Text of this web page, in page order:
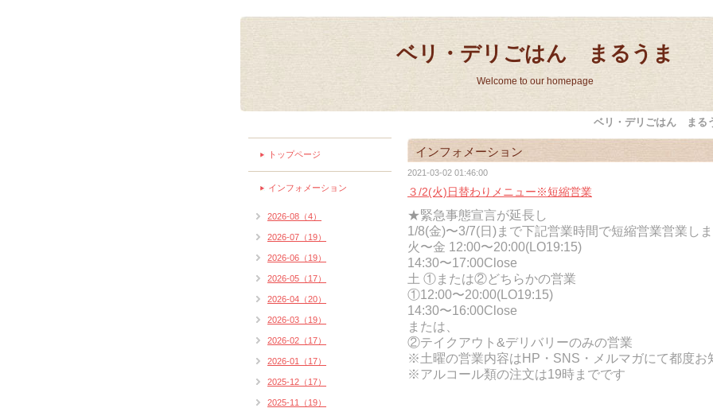
ベリ・デリごはん まるうま
Welcome to our homepage
ベリ・デリごはん まる
インフォメーション
2021-03-02 01:46:00
３/2(火)日替わりメニュー※短縮営業
★緊急事態宣言が延長し
1/8(金)〜3/7(日)まで下記営業時間で短縮営業営業し
火〜金 12:00〜20:00(LO19:15)
14:30〜17:00Close
土 ①または②どちらかの営業
①12:00〜20:00(LO19:15)
14:30〜16:00Close
または、
②テイクアウト&デリバリーのみの営業
※土曜の営業内容はHP・SNS・メルマガにて都度お
※アルコール類の注文は19時までです
トップページ
インフォメーション
2026-08（4）
2026-07（19）
2026-06（19）
2026-05（17）
2026-04（20）
2026-03（19）
2026-02（17）
2026-01（17）
2025-12（17）
2025-11（19）